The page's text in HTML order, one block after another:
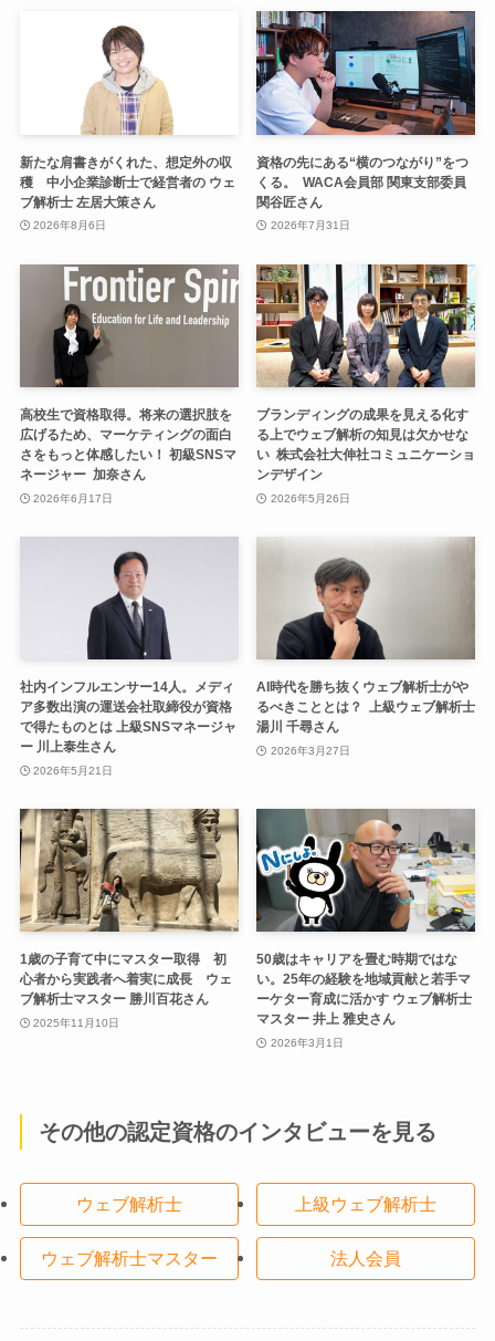
新たな肩書きがくれた、想定外の収
穫 中小企業診断士で経営者の ウェ
ブ解析士 左居大策さん
2026年8月6日
資格の先にある“横のつながり”をつ
くる。 WACA会員部 関東支部委員
関谷匠さん
2026年7月31日
高校生で資格取得。将来の選択肢を
広げるため、マーケティングの面白
さをもっと体感したい！ 初級SNSマ
ネージャー 加奈さん
2026年6月17日
ブランディングの成果を見える化す
る上でウェブ解析の知見は欠かせな
い 株式会社大伸社コミュニケーショ
ンデザイン
2026年5月26日
社内インフルエンサー14人。メディ
ア多数出演の運送会社取締役が資格
で得たものとは 上級SNSマネージャ
ー 川上泰生さん
2026年5月21日
AI時代を勝ち抜くウェブ解析士がや
るべきこととは？ 上級ウェブ解析士
湯川 千尋さん
2026年3月27日
1歳の子育て中にマスター取得 初
心者から実践者へ着実に成長 ウェ
ブ解析士マスター 勝川百花さん
2025年11月10日
50歳はキャリアを畳む時期ではな
い。25年の経験を地域貢献と若手マ
ーケター育成に活かす ウェブ解析士
マスター 井上 雅史さん
2026年3月1日
その他の認定資格のインタビューを見る
ウェブ解析士 上級ウェブ解析士
ウェブ解析士マスター 法人会員